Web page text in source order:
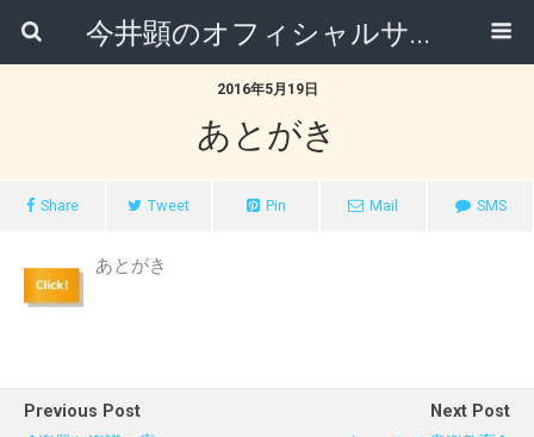
今井顕のオフィシャルサイト
2016年5月19日
あとがき
Share Tweet Pin Mail SMS
あとがき
Previous Post
Next Post